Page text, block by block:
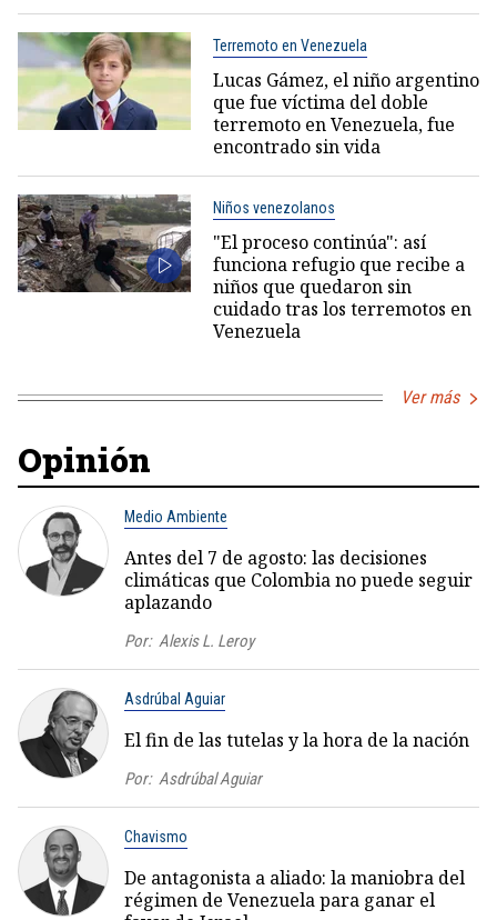
Terremoto en Venezuela
Lucas Gámez, el niño argentino
que fue víctima del doble
terremoto en Venezuela, fue
encontrado sin vida
Niños venezolanos
"El proceso continúa": así
funciona refugio que recibe a
niños que quedaron sin
cuidado tras los terremotos en
Venezuela
Ver más
Opinión
Medio Ambiente
Antes del 7 de agosto: las decisiones
climáticas que Colombia no puede seguir
aplazando
Por: Alexis L. Leroy
Asdrúbal Aguiar
El fin de las tutelas y la hora de la nación
Por: Asdrúbal Aguiar
Chavismo
De antagonista a aliado: la maniobra del
régimen de Venezuela para ganar el